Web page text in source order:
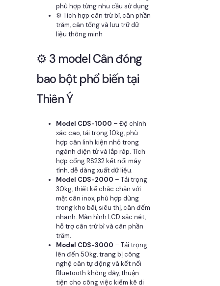
phù hợp từng nhu cầu sử dụng
⚙️ Tích hợp cân trừ bì, cân phần
trăm, cân tổng và lưu trữ dữ
liệu thông minh
⚙️ 3 model Cân đóng
bao bột phổ biến tại
Thiên Ý
Model CDS-1000 – Độ chính
xác cao, tải trọng 10kg, phù
hợp cân linh kiện nhỏ trong
ngành điện tử và lắp ráp. Tích
hợp cổng RS232 kết nối máy
tính, dễ dàng xuất dữ liệu.
Model CDS-2000 – Tải trọng
30kg, thiết kế chắc chắn với
mặt cân inox, phù hợp dùng
trong kho bãi, siêu thị, cân đếm
nhanh. Màn hình LCD sắc nét,
hỗ trợ cân trừ bì và cân phần
trăm.
Model CDS-3000 – Tải trọng
lên đến 50kg, trang bị công
nghệ cân tự động và kết nối
Bluetooth không dây, thuận
tiện cho công việc kiểm kê di